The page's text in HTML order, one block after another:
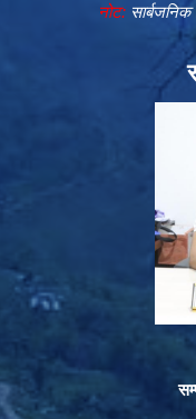
नोट:सार्बजनिक